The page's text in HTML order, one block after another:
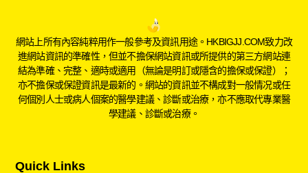
網站上所有內容純粹用作一般參考及資訊用途。HKBIGJJ.COM致力改
進網站資訊的準確性，但並不擔保網站資訊或所提供的第三方網站連
結為準確、完整、適時或適用（無論是明訂或隱含的擔保或保證）；
亦不擔保或保證資訊是最新的。網站的資訊並不構成對一般情况或任
何個別人士或病人個案的醫學建議、診斷或治療，亦不應取代專業醫
學建議、診斷或治療。
Quick Links